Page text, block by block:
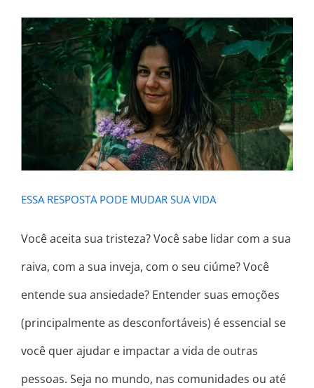
ESSA RESPOSTA PODE MUDAR SUA
VIDA
ESSA RESPOSTA PODE MUDAR SUA VIDA
Você aceita sua tristeza? Você sabe lidar com a sua
raiva, com a sua inveja, com o seu ciúme? Você
entende sua ansiedade? Entender suas emoções
(principalmente as desconfortáveis) é essencial se
você quer ajudar e impactar a vida de outras
pessoas. Seja no mundo, nas comunidades ou até